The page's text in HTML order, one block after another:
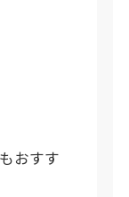
おすす